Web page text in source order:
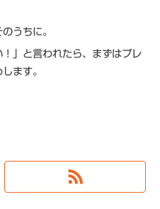
うちに。
」と言われたら、まずはプレ
ます。